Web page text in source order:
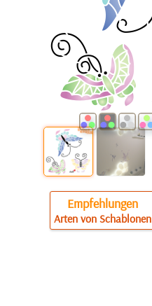
Empfehlungen
Arten von Schablonen